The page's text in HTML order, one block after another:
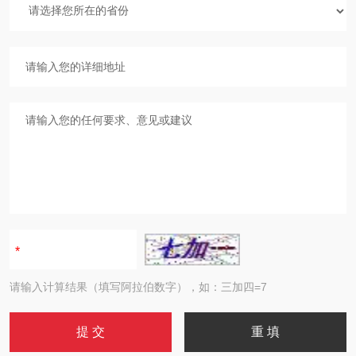
请输入计算结果（填写阿拉伯数字），如：三加四=7